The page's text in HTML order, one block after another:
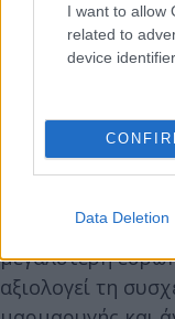
I want to allow
related to
device
Data Deletion
Οι ερευνητές
μεγαλύτερη
αξιολογεί τη